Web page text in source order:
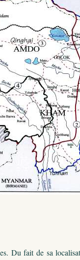
Du fait de sa